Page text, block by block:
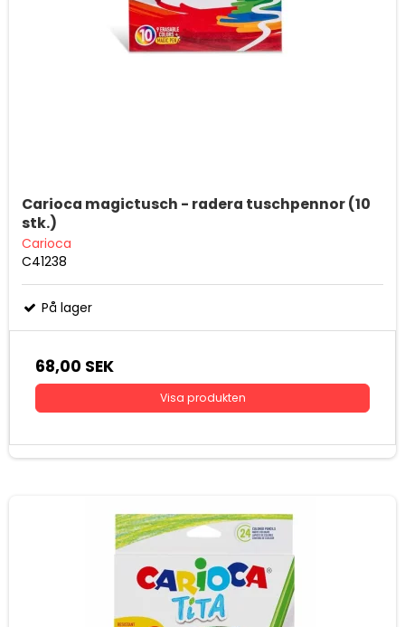
Carioca magictusch - radera tuschpennor (10
stk.)
Carioca
C41238
På lager
68,00 SEK
Visa produkten